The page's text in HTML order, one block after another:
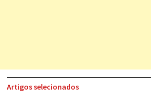
Artigos selecionados